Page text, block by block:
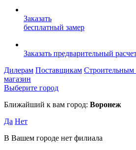
Заказать
бесплатный замер
Заказать предварительный
Дилерам Поставщикам Строительным
магазин
Выберите город
Ближайший к вам город: Воронеж
Да Нет
В Вашем городе нет филиала